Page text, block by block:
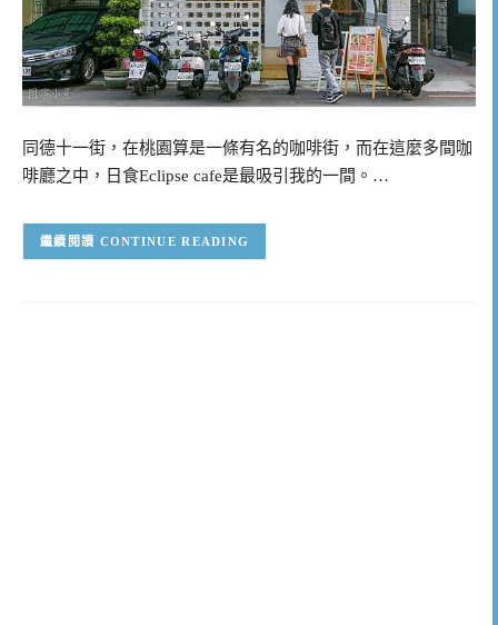
同德十一街，在桃園算是一條有名的咖啡街，而在這麼多間咖
啡廳之中，日食Eclipse cafe是最吸引我的一間。…
CONTINUE READING